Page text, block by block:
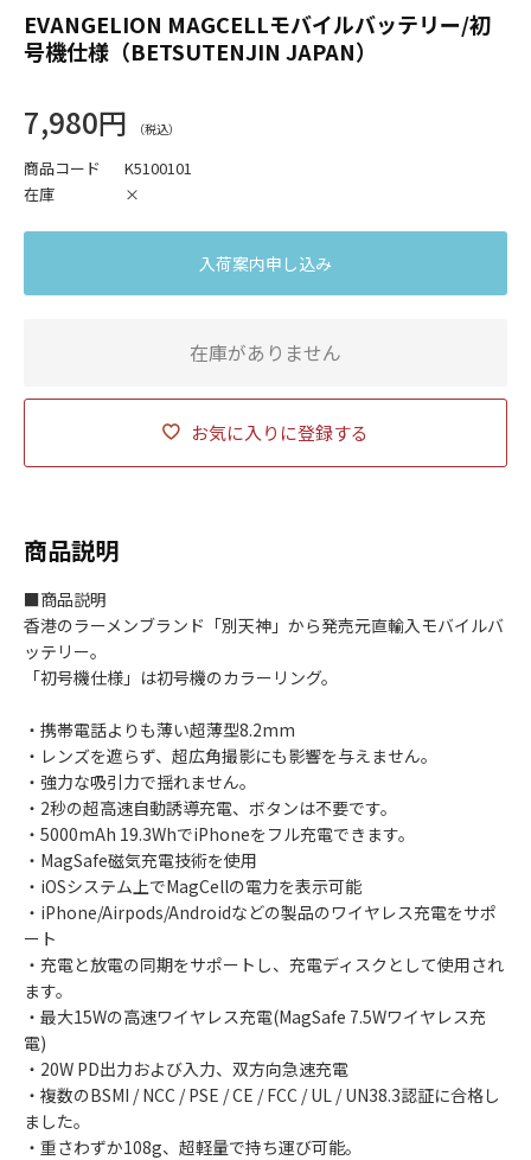
EVANGELION MAGCELLモバイルバッテリー/初
号機仕様（BETSUTENJIN JAPAN）
7,980円
商品コード
K5100101
在庫
×
お気に入りに登録する
入荷案内申し込み
在庫がありません
商品説明
■商品説明
香港のラーメンブランド「別天神」から発売元直輸入モバイルバ
ッテリー。
「初号機仕様」は初号機のカラーリング。
・携帯電話よりも薄い超薄型8.2mm
・レンズを遮らず、超広角撮影にも影響を与えません。
・強力な吸引力で揺れません。
・2秒の超高速自動誘導充電、ボタンは不要です。
・5000mAh 19.3WhでiPhoneをフル充電できます。
・MagSafe磁気充電技術を使用
・iOSシステム上でMagCellの電力を表示可能
・iPhone/Airpods/Androidなどの製品のワイヤレス充電をサポ
ート
・充電と放電の同期をサポートし、充電ディスクとして使用され
ます。
・最大15Wの高速ワイヤレス充電(MagSafe 7.5Wワイヤレス充
電)
・20W PD出力および入力、双方向急速充電
・複数のBSMI / NCC / PSE / CE / FCC / UL / UN38.3認証に合格し
ました。
・重さわずか108g、超軽量で持ち運び可能。